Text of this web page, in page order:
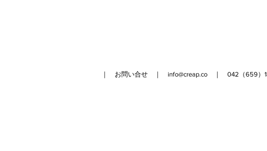
｜ お問い合せ ｜ info@creap.co ｜ 042（659）